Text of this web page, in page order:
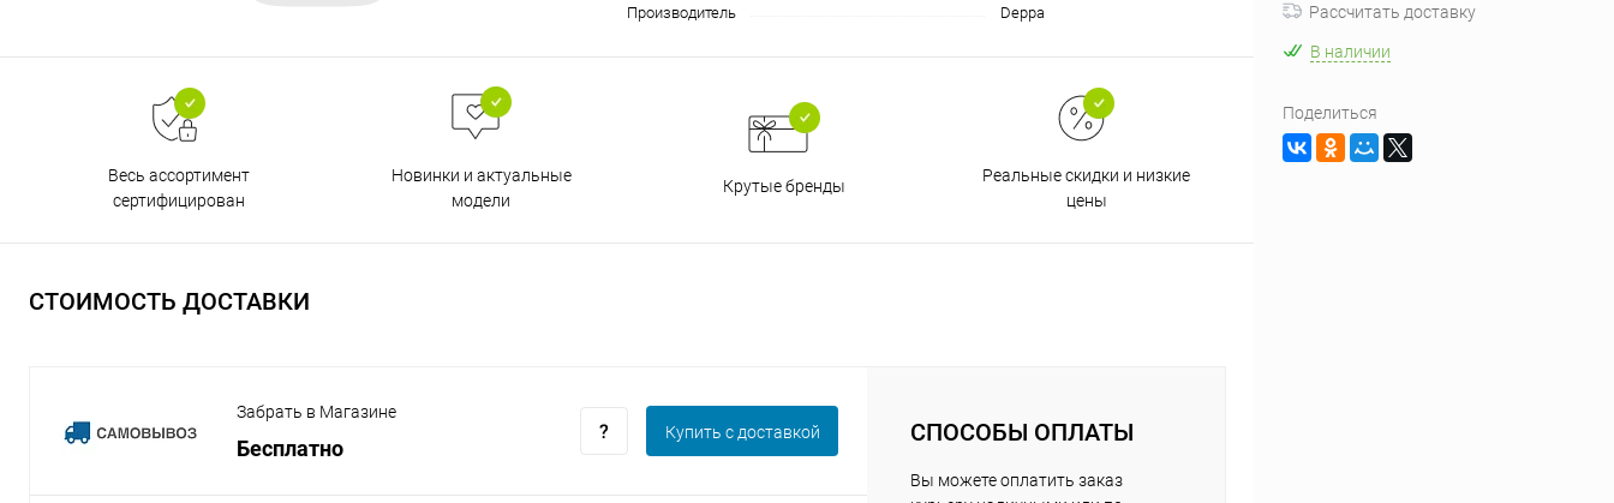
Производитель
Deppa
Весь ассортимент
сертифицирован
Новинки и актуальные
модели
Крутые бренды
Реальные скидки и низкие
цены
СТОИМОСТЬ ДОСТАВКИ
Забрать в Магазине
Бесплатно
Купить c доставкой СПОСОБЫ ОПЛАТЫ
Вы можете оплатить заказ
Рассчитать доставку
В наличии
Поделиться
25% картой любого банка